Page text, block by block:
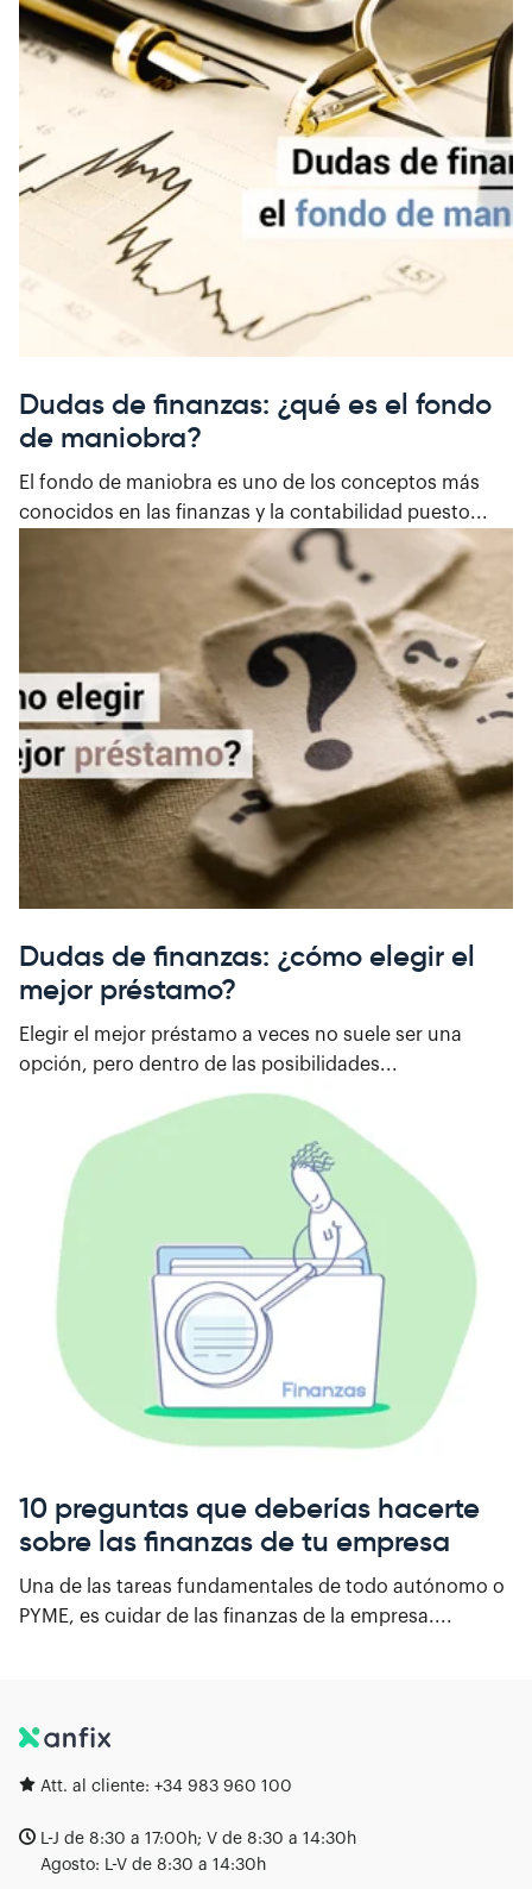
Dudas de finanzas: ¿qué es el fondo
de maniobra?
El fondo de maniobra es uno de los conceptos más
conocidos en las finanzas y la contabilidad puesto...
Dudas de finanzas: ¿cómo elegir el
mejor préstamo?
Elegir el mejor préstamo a veces no suele ser una
opción, pero dentro de las posibilidades...
10 preguntas que deberías hacerte
sobre las finanzas de tu empresa
Una de las tareas fundamentales de todo autónomo o
PYME, es cuidar de las finanzas de la empresa....
Att. al cliente: +34 983 960 100
L-J de 8:30 a 17:00h; V de 8:30 a 14:30h
Agosto: L-V de 8:30 a 14:30h